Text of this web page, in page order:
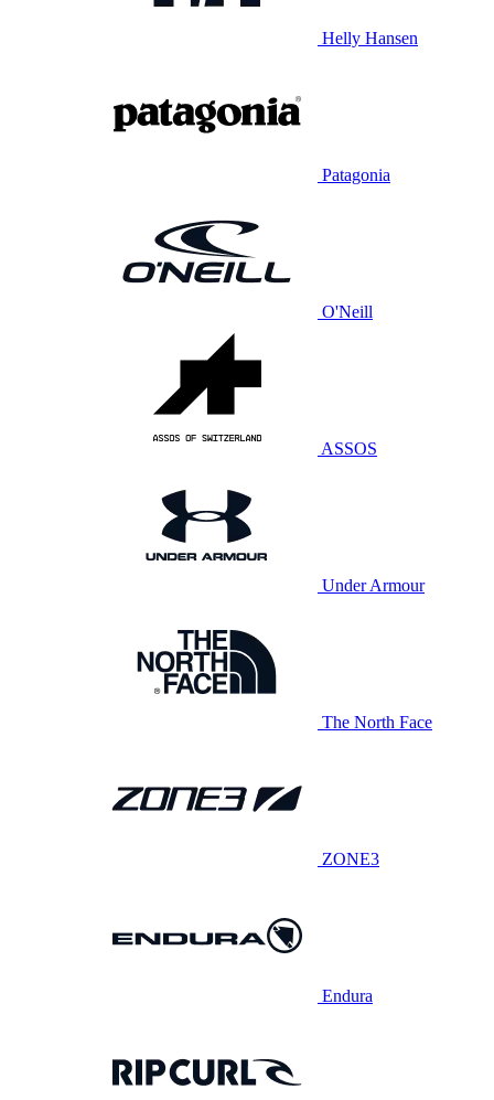
Helly Hansen
Patagonia
O'Neill
ASSOS
Under Armour
The North Face
ZONE3
Endura